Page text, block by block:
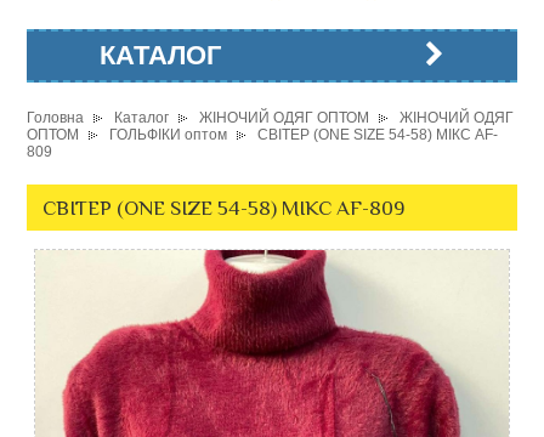
КАТАЛОГ
Головна Каталог ЖІНОЧИЙ ОДЯГ ОПТОМ
ЖІНОЧИЙ ОДЯГ
ОПТОМ
ГОЛЬФІКИ оптом
СВІТЕР (ONE SIZE 54-58) МІКС AF-
809
СВІТЕР (ONE SIZE 54-58) МІКС AF-809